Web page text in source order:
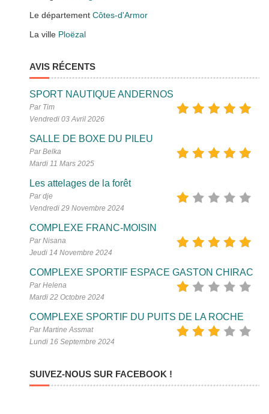
Le départementCôtes-d'Armor
La ville Ploëzal
AVIS RÉCENTS
SPORT NAUTIQUE ANDERNOS
Par Tim
Vendredi 03 Avril 2026
SALLE DE BOXE DU PILEU
Par Belka
Mardi 11 Mars 2025
Les attelages de la forêt
Par dje
Vendredi 29 Novembre 2024
COMPLEXE FRANC-MOISIN
Par Nisana
Jeudi 14 Novembre 2024
COMPLEXE SPORTIF ESPACE GASTON CHIRAC
Par Helena
Mardi 22 Octobre 2024
COMPLEXE SPORTIF DU PUITS DE LA ROCHE
Par Martine Assmat
Lundi 16 Septembre 2024
SUIVEZ-NOUS SUR FACEBOOK !